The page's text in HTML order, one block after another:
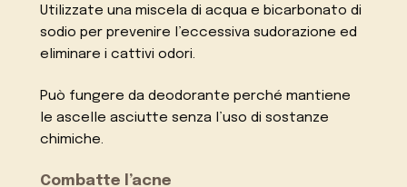
Utilizzate una miscela di acqua e bicarbonato di
sodio per prevenire l’eccessiva sudorazione ed
eliminare i cattivi odori.
Può fungere da deodorante perché mantiene
le ascelle asciutte senza l’uso di sostanze
chimiche.
Combatte l’acne